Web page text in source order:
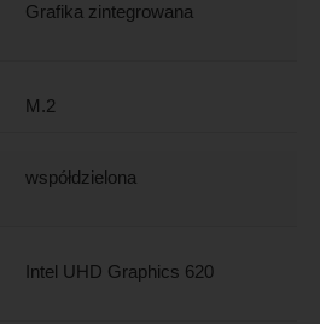
Grafika zintegrowana
M.2
współdzielona
Intel UHD Graphics 620